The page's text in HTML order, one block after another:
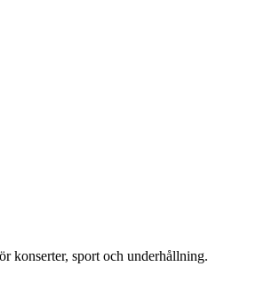
konserter, sport och underhållning.